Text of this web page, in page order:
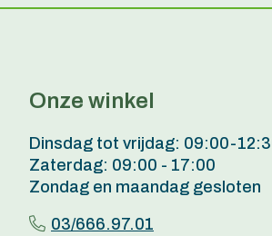
Onze winkel
Dinsdag tot vrijdag: 09:00-
Zaterdag: 09:00 - 17:00
Zondag en maandag gesloten
03/666.97.01